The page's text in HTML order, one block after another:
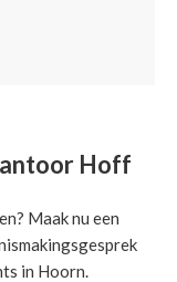
Hoff
Maak nu een
in Hoorn.